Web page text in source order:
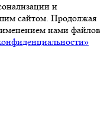
и
сайтом. Продолжая
нами файлов